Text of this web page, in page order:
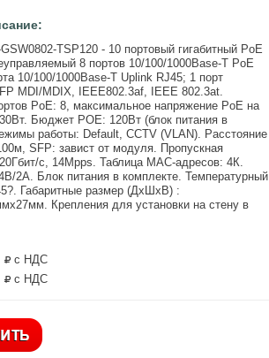
TSP120 - 10 портовый гигабитный PoE
8 портов 10/100/1000Base-T PoE
10/100/1000Base-T Uplink RJ45; 1 порт
MDI/MDIX, IEEE802.3af, IEEE 802.3at.
PoE: 8, максимальное напряжение PoE на
Бюджет РОЕ: 120Вт (блок питания в
работы: Default, CCTV (VLAN). Расстояние
SFP: завист от модуля. Пропускная
с, 14Mpps. Таблица MAC-адресов: 4К.
2А. Блок питания в комплекте. Температурный
Габаритные размер (ДxШxВ) :
Крепления для установки на стену в
с НДС
с НДС